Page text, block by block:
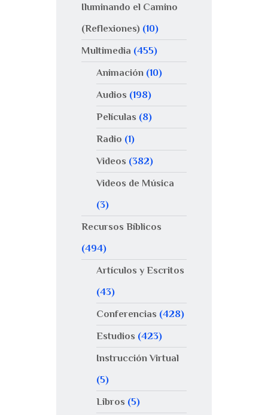
Iluminando el Camino
(Reflexiones) (10)
Multimedia (455)
Animación(10)
Audios (198)
Películas (8)
Radio (1)
Videos (382)
Videos de Música
(3)
Recursos Bíblicos
(494)
Artículos y Escritos
(43)
Conferencias (428)
Estudios (423)
Instrucción Virtual
(5)
Libros (5)